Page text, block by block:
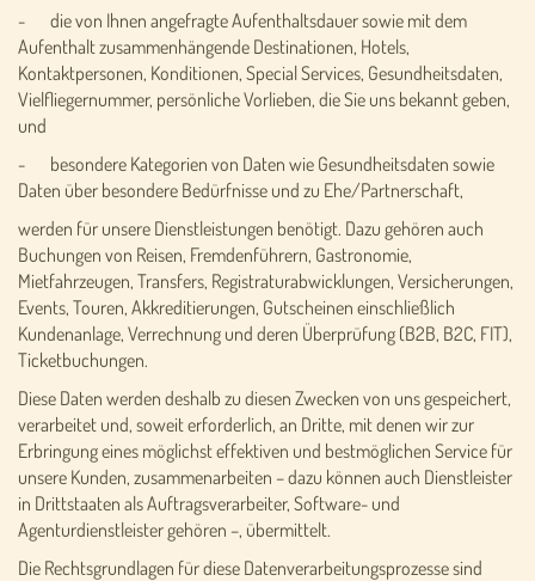
- die von Ihnen angefragte Aufenthaltsdauer sowie mit dem
Aufenthalt zusammenhängende Destinationen, Hotels,
Kontaktpersonen, Konditionen, Special Services, Gesundheitsdaten,
Vielfliegernummer, persönliche Vorlieben, die Sie uns bekannt geben,
und
- besondere Kategorien von Daten wie Gesundheitsdaten sowie
Daten über besondere Bedürfnisse und zu Ehe/Partnerschaft,
werden für unsere Dienstleistungen benötigt. Dazu gehören auch
Buchungen von Reisen, Fremdenführern, Gastronomie,
Mietfahrzeugen, Transfers, Registraturabwicklungen, Versicherungen,
Events, Touren, Akkreditierungen, Gutscheinen einschließlich
Kundenanlage, Verrechnung und deren Überprüfung (B2B, B2C, FIT),
Ticketbuchungen.
Diese Daten werden deshalb zu diesen Zwecken von uns gespeichert,
verarbeitet und, soweit erforderlich, an Dritte, mit denen wir zur
Erbringung eines möglichst effektiven und bestmöglichen Service für
unsere Kunden, zusammenarbeiten – dazu können auch Dienstleister
in Drittstaaten als Auftragsverarbeiter, Software- und
Agenturdienstleister gehören –, übermittelt.
Die Rechtsgrundlagen für diese Datenverarbeitungsprozesse sind